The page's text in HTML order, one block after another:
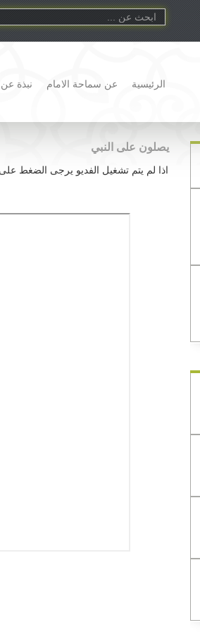
الرئيسية عن سماحة الامام نبذة
يصلون على النبي
اذا لم يتم تشغيل الفديو يرجى الضغط على